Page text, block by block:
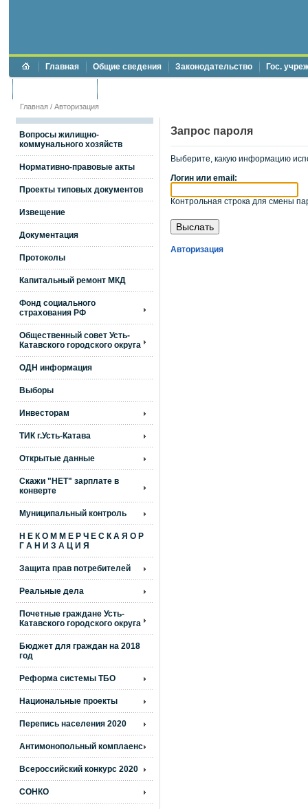
Главная Общие сведения Законодательство Гос.
Главная / Авторизация
Вопросы жилищно-
коммунального хозяйств
Нормативно-правовые акты
Проекты типовых документов
Извещение
Документация
Протоколы
Капитальный ремонт МКД
Фонд социального
страхования РФ
Общественный совет Усть-
Катавского городского округа
ОДН информация
Выборы
Инвесторам
ТИК г.Усть-Катава
Открытые данные
Скажи "НЕТ" зарплате в
конверте
Муниципальный контроль
Н Е К О М М Е Р Ч Е С К А Я О Р
Г А Н И З А Ц И Я
Защита прав потребителей
Реальные дела
Почетные граждане Усть-
Катавского городского округа
Бюджет для граждан на 2018
год
Реформа системы ТБО
Национальные проекты
Перепись населения 2020
Антимонопольный комплаенс
Всероссийский конкурс 2020
СОНКО
Запрос пароля
Выберите, какую информацию
Логин или email:
Контрольная строка для смены
Авторизация